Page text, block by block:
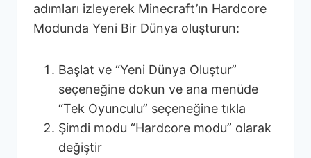
adımları izleyerek Minecraft’ın Hardcore
Modunda Yeni Bir Dünya oluşturun:
Başlat ve “Yeni Dünya Oluştur”
seçeneğine dokun ve ana menüde
“Tek Oyunculu” seçeneğine tıkla
Şimdi modu “Hardcore modu” olarak
değiştir